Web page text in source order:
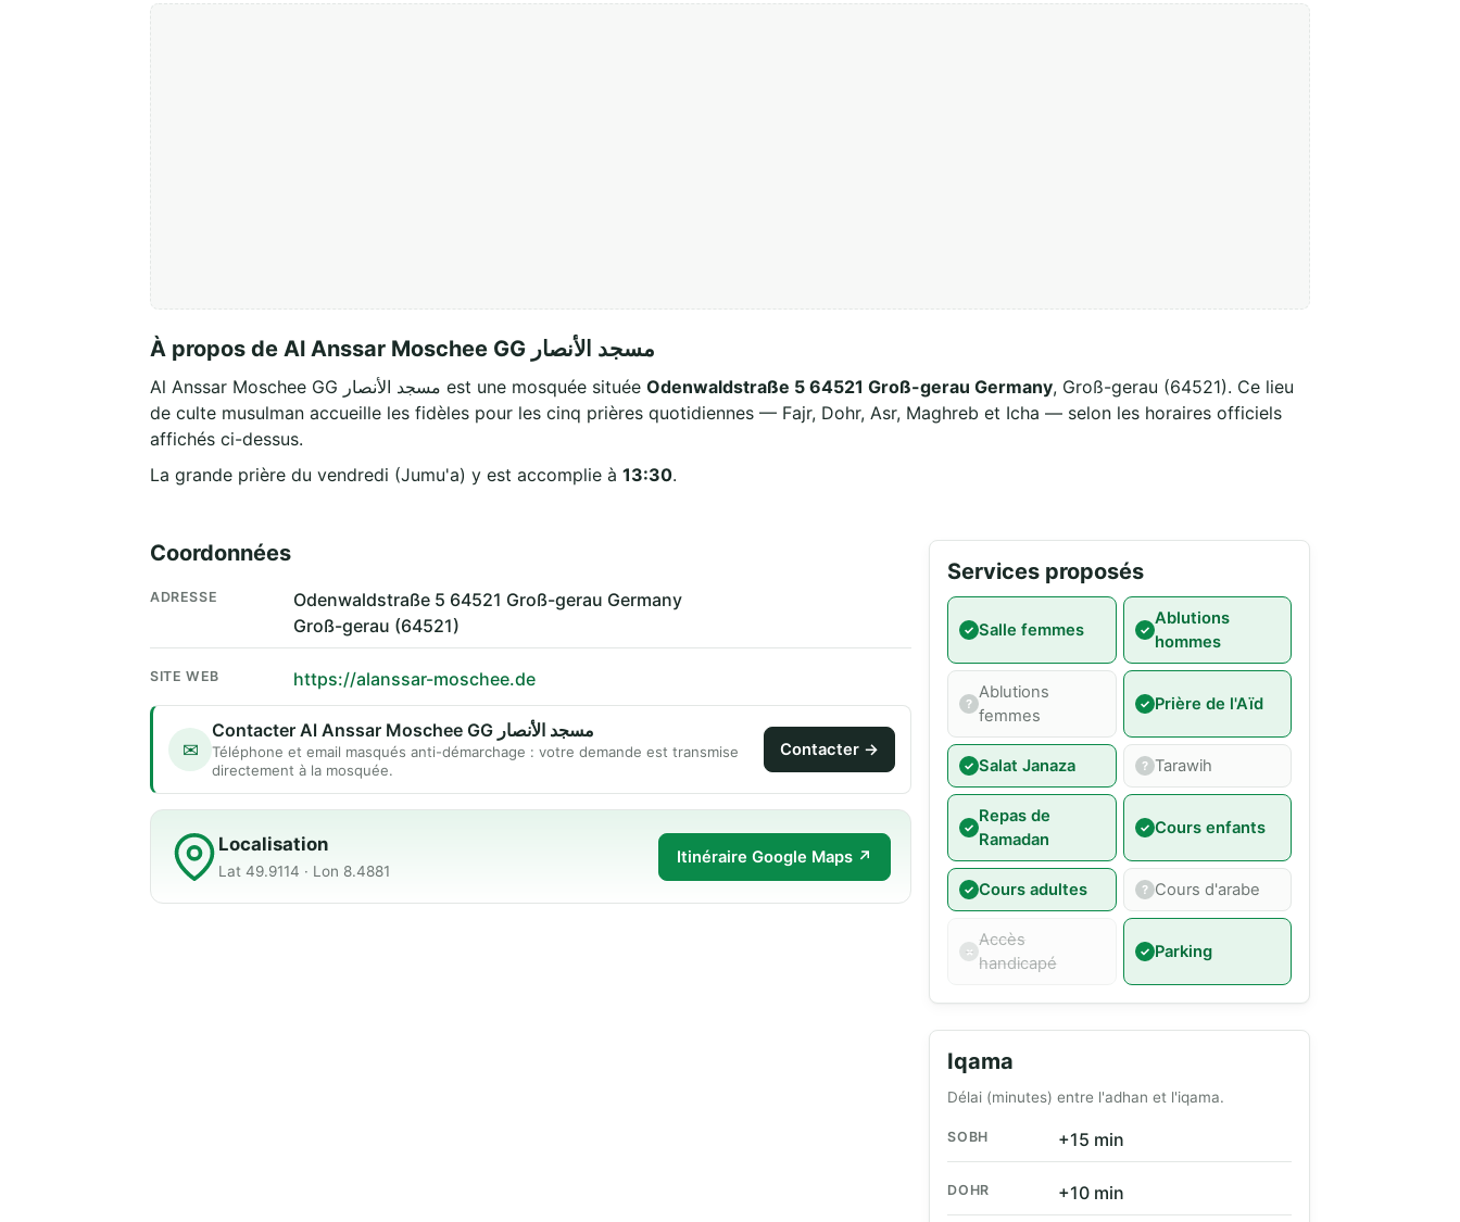
À propos de Al Anssar Moschee GG مسجد الأنصار
Al Anssar Moschee GG مسجد الأنصار est une mosquée située Odenwaldstraße 5 64521 Groß-gerau Germany, Groß-gerau (64521). Ce lieu
de culte musulman accueille les fidèles pour les cinq prières quotidiennes — Fajr, Dohr, Asr, Maghreb et Icha — selon les horaires officiels
affichés ci-dessus.
La grande prière du vendredi (Jumu'a) y est accomplie à 13:30.
Coordonnées
ADRESSE
Odenwaldstraße 5 64521 Groß-gerau Germany
Groß-gerau (64521)
SITE WEB https://alanssar-moschee.de
✉
Contacter Al Anssar Moschee GG مسجد الأنصار
Téléphone et email masqués anti-démarchage : votre demande est transmise
directement à la mosquée.
Contacter →
Localisation
Lat 49.9114 · Lon 8.4881
Itinéraire Google Maps ↗
Services proposés
Salle femmes
Ablutions
hommes
Ablutions
femmes
Prière de l'Aïd
Salat Janaza Tarawih
Repas de
Ramadan
Cours enfants
Cours adultes Cours d'arabe
Accès
handicapé
Parking
Iqama
Délai (minutes) entre l'adhan et l'iqama.
SOBH +15 min
DOHR +10 min